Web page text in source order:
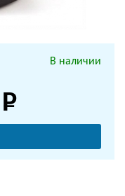
В наличии